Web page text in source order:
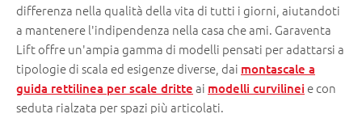
differenza nella qualità della vita di tutti i giorni, aiutandoti
a mantenere l'indipendenza nella casa che ami. Garaventa
Lift offre un'ampia gamma di modelli pensati per adattarsi a
tipologie di scala ed esigenze diverse, dai montascale a
guida rettilinea per scale dritte ai modelli curvilinei e con
seduta rialzata per spazi più articolati.